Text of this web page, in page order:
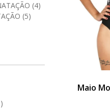
(4)
(5)
Maio